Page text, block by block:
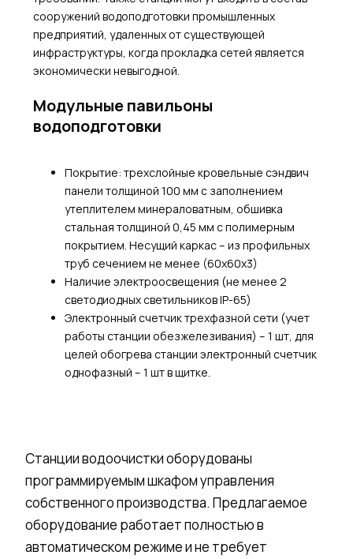
сооружений водоподготовки промышленных
предприятий, удаленных от существующей
инфраструктуры, когда прокладка сетей является
экономически невыгодной.
Модульные павильоны
водоподготовки
Покрытие: трехслойные кровельные сэндвич
панели толщиной 100 мм с заполнением
утеплителем минераловатным, обшивка
стальная толщиной 0,45 мм с полимерным
покрытием. Несущий каркас – из профильных
труб сечением не менее (60х60х3)
Наличие электроосвещения (не менее 2
светодиодных светильников IP-65)
Электронный счетчик трехфазной сети (учет
работы станции обезжелезивания) – 1 шт, для
целей обогрева станции электронный счетчик
однофазный – 1 шт в щитке.
Станции водоочистки оборудованы
программируемым шкафом управления
собственного производства. Предлагаемое
оборудование работает полностью в
автоматическом режиме и не требует